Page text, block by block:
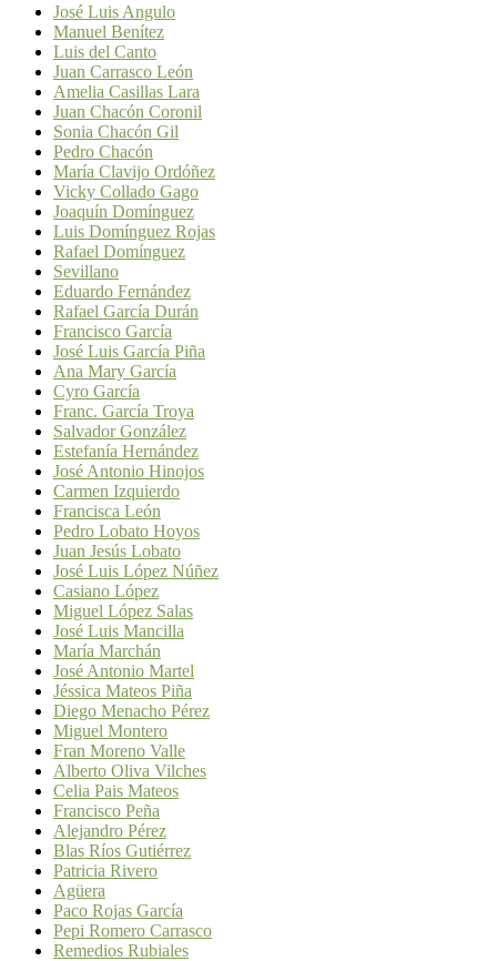
José Luis Angulo
Manuel Benítez
Luis del Canto
Juan Carrasco León
Amelia Casillas Lara
Juan Chacón Coronil
Sonia Chacón Gil
Pedro Chacón
María Clavijo Ordóñez
Vicky Collado Gago
Joaquín Domínguez
Luis Domínguez Rojas
Rafael Domínguez
Sevillano
Eduardo Fernández
Rafael García Durán
Francisco García
José Luis García Piña
Ana Mary García
Cyro García
Franc. García Troya
Salvador González
Estefanía Hernández
José Antonio Hinojos
Carmen Izquierdo
Francisca León
Pedro Lobato Hoyos
Juan Jesús Lobato
José Luis López Núñez
Casiano López
Miguel López Salas
José Luis Mancilla
María Marchán
José Antonio Martel
Jéssica Mateos Piña
Diego Menacho Pérez
Miguel Montero
Fran Moreno Valle
Alberto Oliva Vilches
Celia Pais Mateos
Francisco Peña
Alejandro Pérez
Blas Ríos Gutiérrez
Patricia Rivero
Agüera
Paco Rojas García
Pepi Romero Carrasco
Remedios Rubiales